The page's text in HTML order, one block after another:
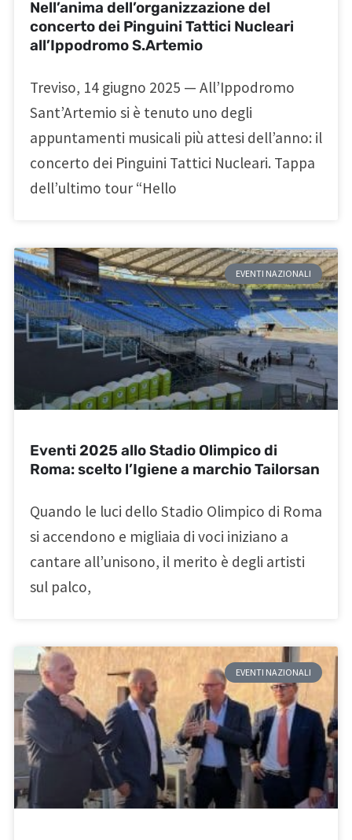
Nell’anima dell’organizzazione del
concerto dei Pinguini Tattici Nucleari
all’Ippodromo S.Artemio
Treviso, 14 giugno 2025 — All’Ippodromo
Sant’Artemio si è tenuto uno degli
appuntamenti musicali più attesi dell’anno: il
concerto dei Pinguini Tattici Nucleari. Tappa
dell’ultimo tour “Hello
EVENTI NAZIONALI
Eventi 2025 allo Stadio Olimpico di
Roma: scelto l’Igiene a marchio Tailorsan
Quando le luci dello Stadio Olimpico di Roma
si accendono e migliaia di voci iniziano a
cantare all’unisono, il merito è degli artisti
sul palco,
EVENTI NAZIONALI